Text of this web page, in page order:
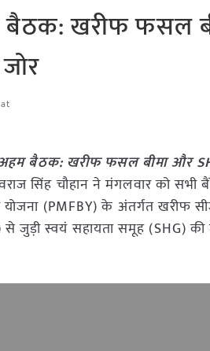
बैठक: खरीफ फसल
बैठक: खरीफ फसल बीमा और
सिंह चौहान ने मंगलवार को सभी
(PMFBY) के अंतर्गत खरीफ
से जुड़ी स्वयं सहायता समूह (SHG)